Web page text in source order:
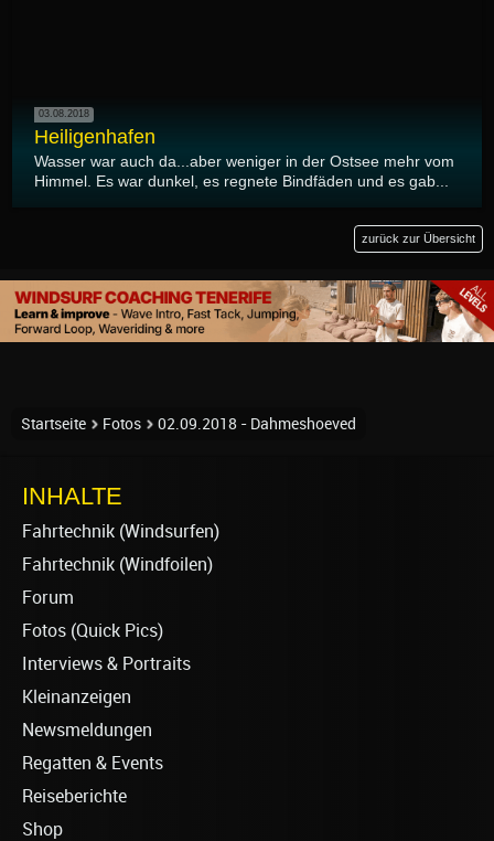
03.08.2018
Heiligenhafen
Wasser war auch da...aber weniger in der Ostsee mehr vom
Himmel. Es war dunkel, es regnete Bindfäden und es gab...
zurück zur Übersicht
Startseite Fotos 02.09.2018 - Dahmeshoeved
INHALTE
Fahrtechnik (Windsurfen)
Fahrtechnik (Windfoilen)
Forum
Fotos (Quick Pics)
Interviews & Portraits
Kleinanzeigen
Newsmeldungen
Regatten & Events
Reiseberichte
Shop